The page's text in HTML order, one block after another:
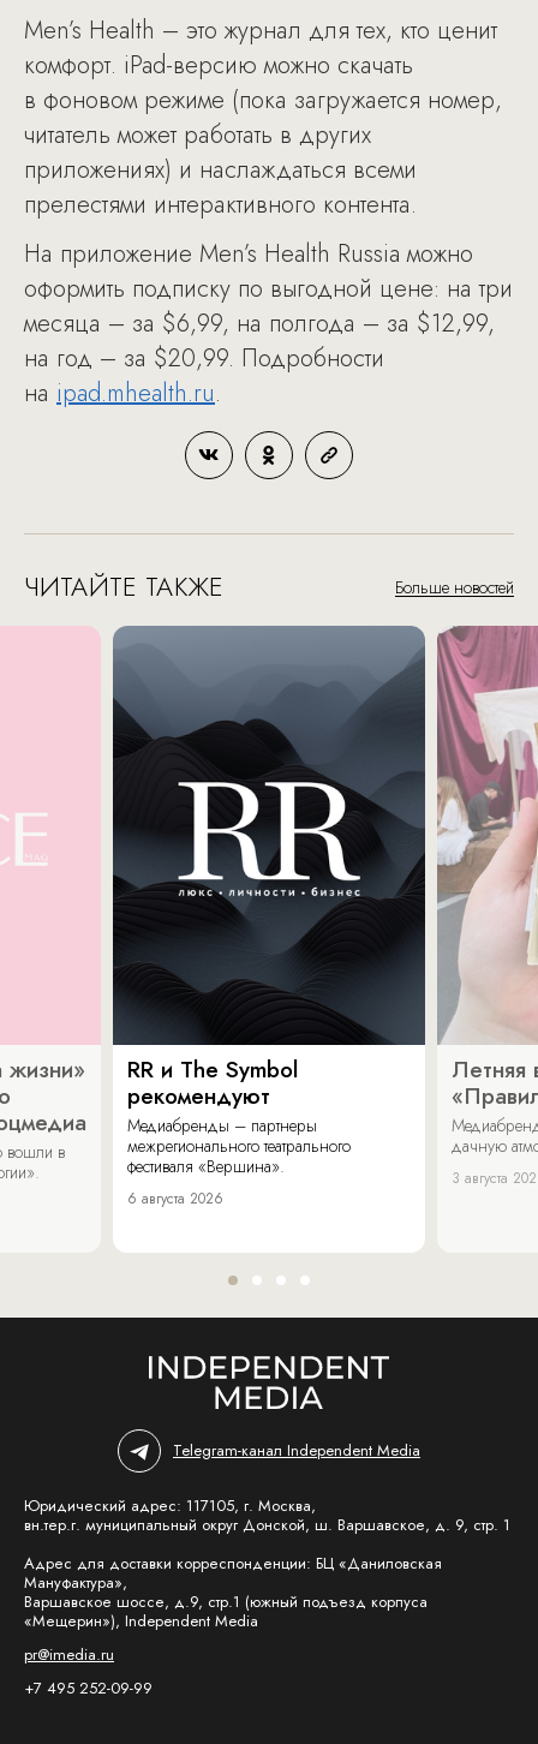
Men’s Health – это журнал для тех, кто ценит
комфорт. iPad-версию можно скачать
в фоновом режиме (пока загружается номер,
читатель может работать в других
приложениях) и наслаждаться всеми
прелестями интерактивного контента.
На приложение Men’s Health Russia можно
оформить подписку по выгодной цене: на три
месяца – за $6,99, на полгода – за $12,99,
на год – за $20,99. Подробности
на ipad.mhealth.ru.
ЧИТАЙТЕ ТАКЖЕ Больше новостей
жизни»
вошли в
RR и The Symbol
рекомендуют
Медиабренды – партнеры
межрегионального театрального
фестиваля «Вершина».
6 августа 2026
Летняя
дачную
3 августа
Telegram-канал Independent Media
Юридический адрес: 117105, г. Москва,
вн.тер.г. муниципальный округ Донской, ш. Варшавское, д. 9, стр. 1
Адрес для доставки корреспонденции: БЦ «Даниловская
Мануфактура»,
Варшавское шоссе, д.9, стр.1 (южный подъезд корпуса
«Мещерин»), Independent Media
pr@imedia.ru
+7 495 252-09-99